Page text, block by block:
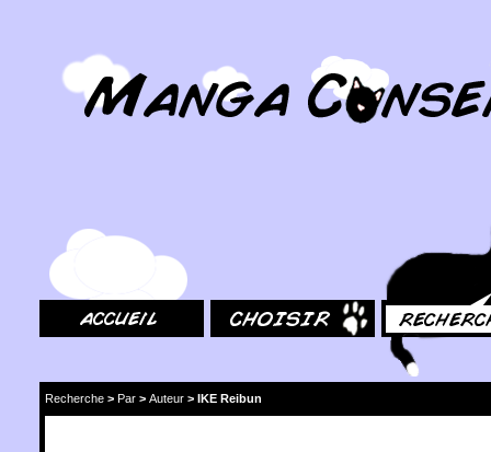
Recherche > Par > Auteur > IKE Reibun